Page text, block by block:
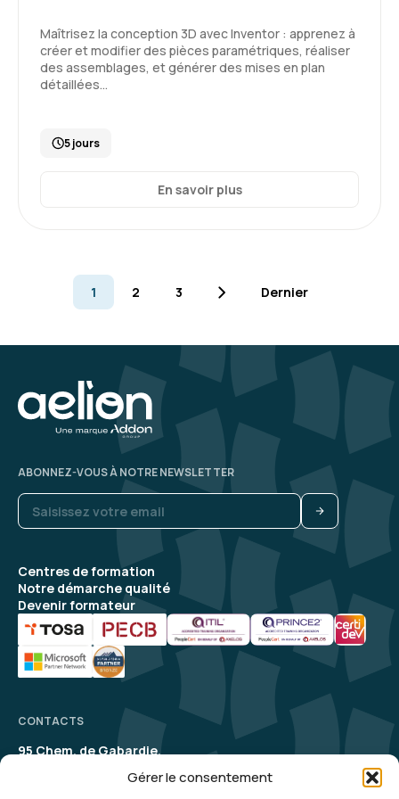
Gérer le consentement
Maîtrisez la conception 3D avec Inventor : apprenez à
créer et modifier des pièces paramétriques, réaliser
des assemblages, et générer des mises en plan
détaillées…
5 jours
En savoir plus
1 2 3 Dernier
Centres de formation
Notre démarche qualité
Devenir formateur
ABONNEZ-VOUS À NOTRE NEWSLETTER
CONTACTS
95 Chem. de Gabardie,
contact@aelion.com